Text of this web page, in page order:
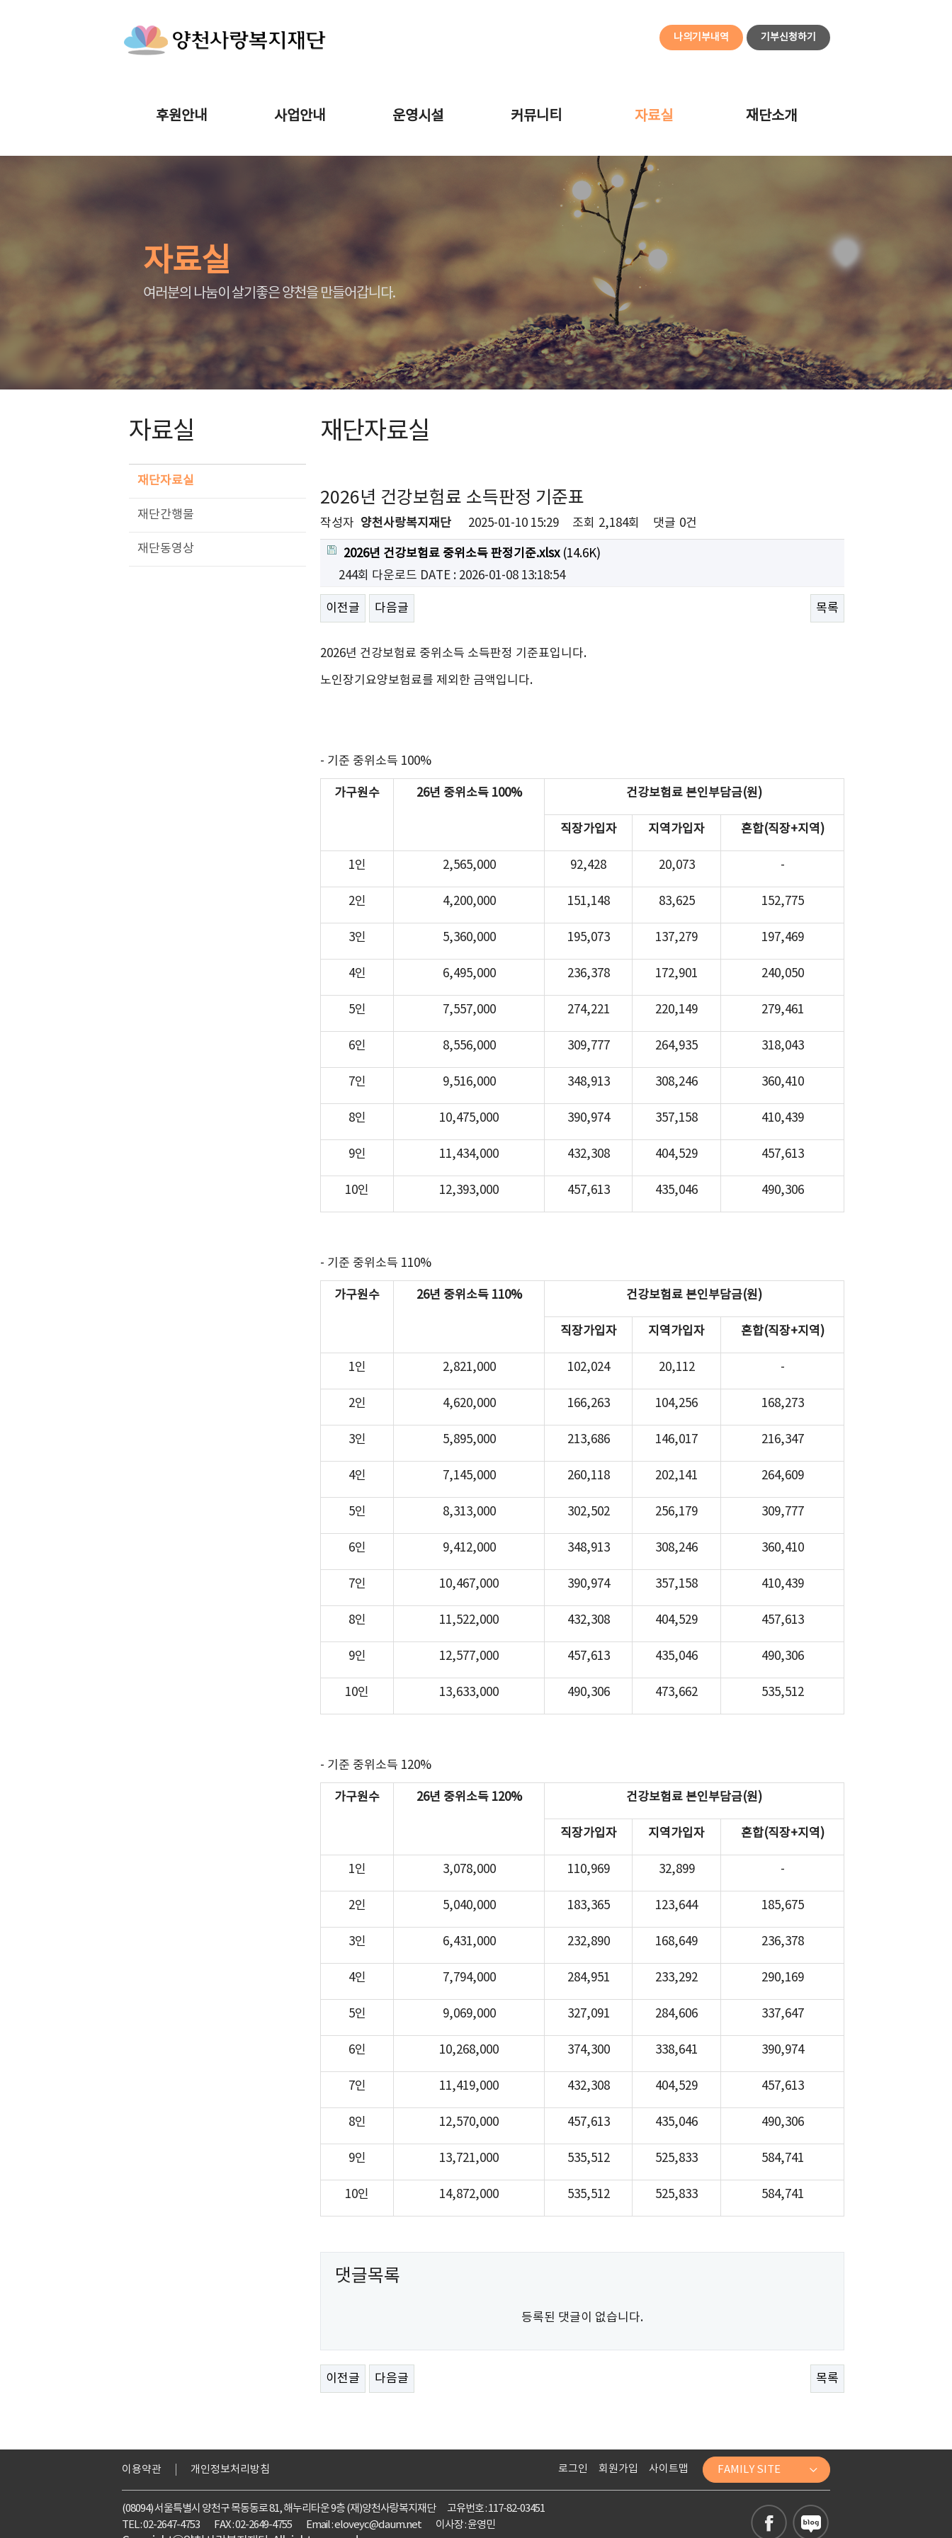
나의기부내역 기부신청하기
후원안내 사업안내 운영시설 커뮤니티 자료실 재단소개
자료실
여러분의 나눔이 살기좋은 양천을 만들어갑니다.
자료실
재단자료실
재단간행물
재단동영상
재단자료실
2026년 건강보험료 소득판정 기준표
작성자 양천사랑복지재단 2025-01-10 15:29 조회 2,184회 댓글 0건
2026년 건강보험료 중위소득 판정기준.xlsx(14.6K)
244회 다운로드 DATE : 2026-01-08 13:18:54
이전글 다음글 목록
2026년 건강보험료 중위소득 소득판정 기준표입니다.
노인장기요양보험료를 제외한 금액입니다.
- 기준 중위소득 100%
가구원수 26년 중위소득 100% 건강보험료 본인부담금(원)
직장가입자 지역가입자 혼합(직장+지역)
1인 2,565,000 92,428 20,073 -
2인 4,200,000 151,148 83,625 152,775
3인 5,360,000 195,073 137,279 197,469
4인 6,495,000 236,378 172,901 240,050
5인 7,557,000 274,221 220,149 279,461
6인 8,556,000 309,777 264,935 318,043
7인 9,516,000 348,913 308,246 360,410
8인 10,475,000 390,974 357,158 410,439
9인 11,434,000 432,308 404,529 457,613
10인 12,393,000 457,613 435,046 490,306
- 기준 중위소득 110%
가구원수 26년 중위소득 110% 건강보험료 본인부담금(원)
직장가입자 지역가입자 혼합(직장+지역)
1인 2,821,000 102,024 20,112 -
2인 4,620,000 166,263 104,256 168,273
3인 5,895,000 213,686 146,017 216,347
4인 7,145,000 260,118 202,141 264,609
5인 8,313,000 302,502 256,179 309,777
6인 9,412,000 348,913 308,246 360,410
7인 10,467,000 390,974 357,158 410,439
8인 11,522,000 432,308 404,529 457,613
9인 12,577,000 457,613 435,046 490,306
10인 13,633,000 490,306 473,662 535,512
- 기준 중위소득 120%
가구원수 26년 중위소득 120% 건강보험료 본인부담금(원)
직장가입자 지역가입자 혼합(직장+지역)
1인 3,078,000 110,969 32,899 -
2인 5,040,000 183,365 123,644 185,675
3인 6,431,000 232,890 168,649 236,378
4인 7,794,000 284,951 233,292 290,169
5인 9,069,000 327,091 284,606 337,647
6인 10,268,000 374,300 338,641 390,974
7인 11,419,000 432,308 404,529 457,613
8인 12,570,000 457,613 435,046 490,306
9인 13,721,000 535,512 525,833 584,741
10인 14,872,000 535,512 525,833 584,741
댓글목록
등록된 댓글이 없습니다.
이전글 다음글 목록
FAMILY SITE
로그인 회원가입 사이트맵
이용약관 개인정보처리방침
(08094) 서울특별시 양천구 목동동로 81, 해누리타운 9층 (재)양천사랑복지재단 고유번호 : 117-82-03451
TEL : 02-2647-4753
FAX : 02-2649-4755 Email :eloveyc@daum.net 이사장 : 윤영민